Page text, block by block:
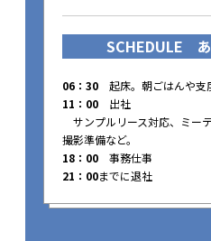
SCHEDULE
06：30起床。朝ごはんや支
11：00出社
サンプルリース対応、ミー
撮影準備など。
18：00事務仕事
21：00までに退社